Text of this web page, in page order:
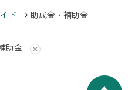
ド 助成金・補助金
助金